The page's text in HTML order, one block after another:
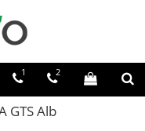
1 2
GTS Alb